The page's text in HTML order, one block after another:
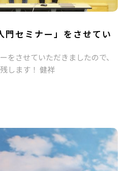
門セミナー」をさせてい
をさせていただきましたので、
します！ 健祥